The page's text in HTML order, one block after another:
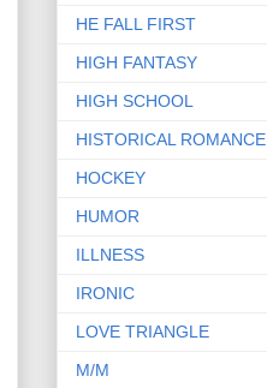
HE FALL FIRST
HIGH FANTASY
HIGH SCHOOL
HISTORICAL ROMANCE
HOCKEY
HUMOR
ILLNESS
IRONIC
LOVE TRIANGLE
M/M